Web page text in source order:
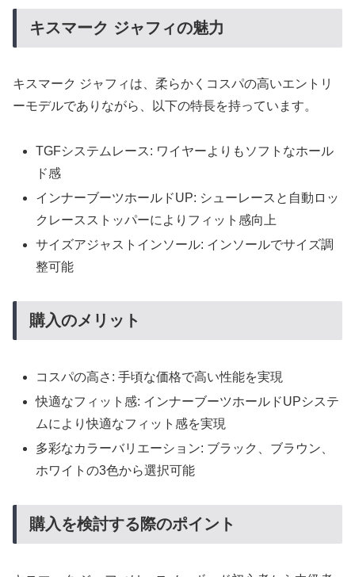
キスマーク ジャフィの魅力
キスマーク ジャフィは、柔らかくコスパの高いエントリ
ーモデルでありながら、以下の特長を持っています。
TGFシステムレース: ワイヤーよりもソフトなホール
ド感
インナーブーツホールドUP: シューレースと自動ロッ
クレースストッパーによりフィット感向上
サイズアジャストインソール: インソールでサイズ調
整可能
購入のメリット
コスパの高さ: 手頃な価格で高い性能を実現
快適なフィット感: インナーブーツホールドUPシステ
ムにより快適なフィット感を実現
多彩なカラーバリエーション: ブラック、ブラウン、
ホワイトの3色から選択可能
購入を検討する際のポイント